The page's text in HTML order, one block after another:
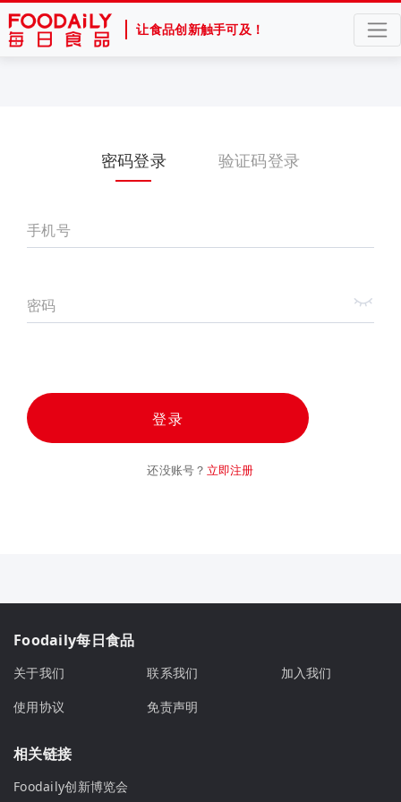
让食品创新触手可及！
密码登录 验证码登录
手机号
密码
登录
还没账号？ 立即注册
Foodaily每日食品
关于我们 联系我们
加入我们
使用协议
免责声明
相关链接
Foodaily创新博览会